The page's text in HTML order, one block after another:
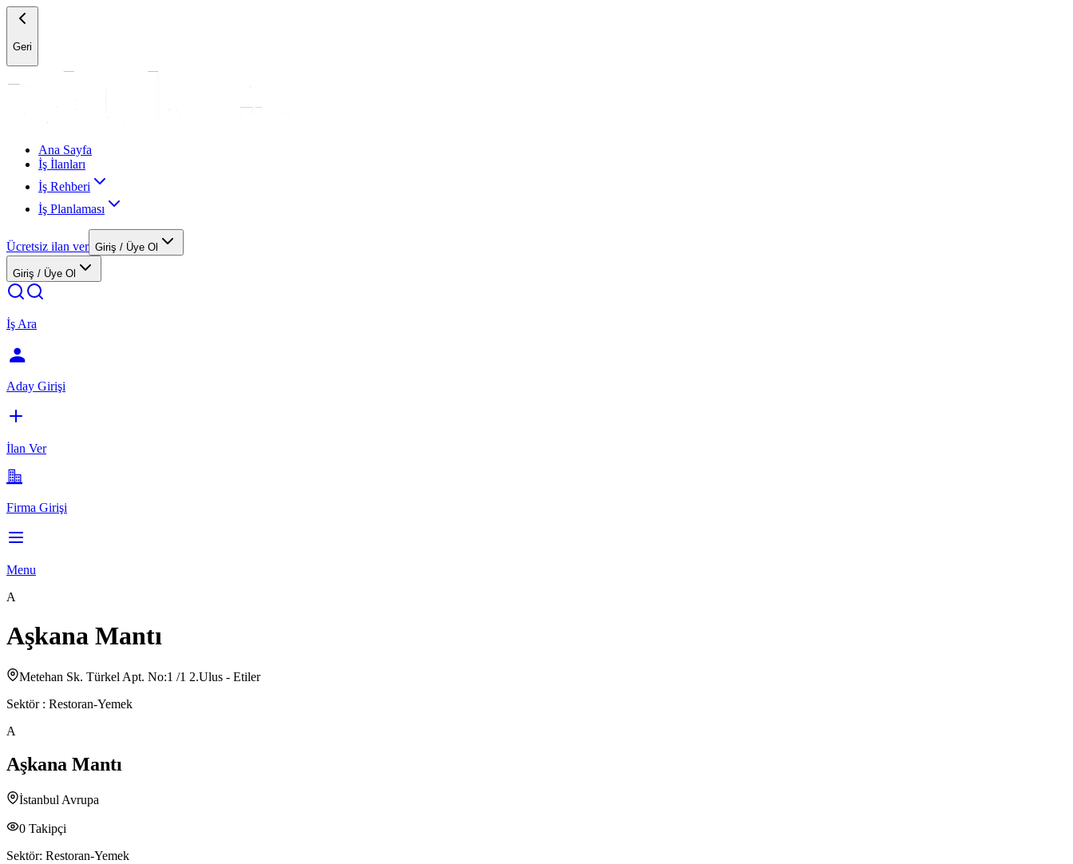
Geri
Ana Sayfa
İş İlanları
İş Rehberi
İş Planlaması
Ücretsiz ilan ver Giriş / Üye Ol
Giriş / Üye Ol
İş Ara
Aday Girişi
İlan Ver
Firma Girişi
Menu
A
Aşkana Mantı
Metehan Sk. Türkel Apt. No:1 /1 2.Ulus - Etiler
Sektör : Restoran-Yemek
A
Aşkana Mantı
İstanbul Avrupa
0 Takipçi
Sektör: Restoran-Yemek